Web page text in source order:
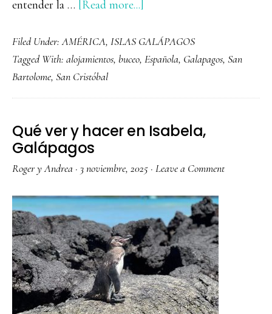
entender la … [Read more...]
ver
y
en
Cruz,
Filed Under:AMÉRICA, ISLAS GALÁPAGOS
Tagged With: alojamientos, buceo, Española, Galapagos, San
Bartolome, San Cristóbal
Qué ver y hacer en Isabela,
Galápagos
Roger y Andrea · 3 noviembre, 2025 · Leave a Comment